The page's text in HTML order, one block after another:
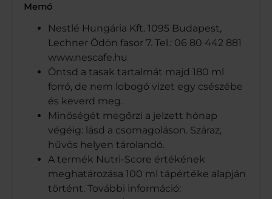
Memó
Nestlé Hungária Kft. 1095 Budapest,
Lechner Ödön fasor 7. Tel.: 06 80 442 881
www.nescafe.hu
Öntsd a tasak tartalmát majd 180 ml
forró, de nem lobogó vizet egy csészébe
és keverd meg.
Minőségét megőrzi a jelzett hónap
végéig: lásd a csomagoláson. Száraz,
hűvös helyen tárolandó.
A termék Nutri-Score értékének
meghatározása 100 ml tápértéke alapján
történt. További információ: